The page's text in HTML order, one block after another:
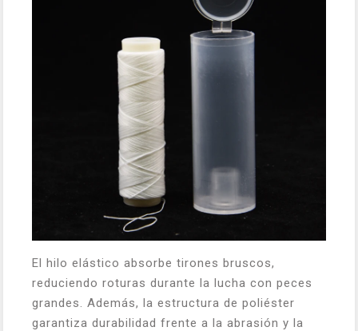
El hilo elástico absorbe tirones bruscos,
reduciendo roturas durante la lucha con peces
grandes. Además, la estructura de poliéster
garantiza durabilidad frente a la abrasión y la